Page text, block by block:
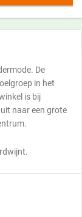
De
in het
is bij
naar een grote